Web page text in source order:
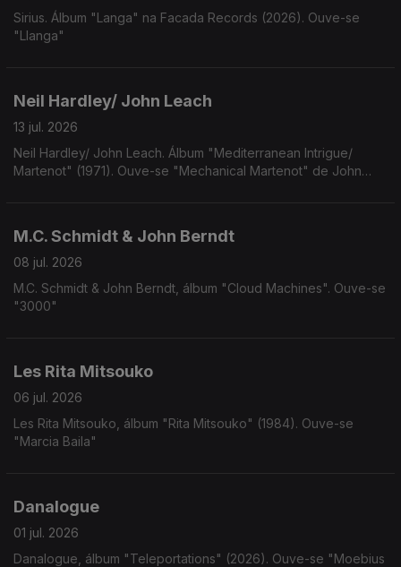
Sirius. Álbum "Langa" na Facada Records (2026). Ouve-se
"Llanga"
Neil Hardley/ John Leach
13 jul. 2026
Neil Hardley/ John Leach. Álbum "Mediterranean Intrigue/
Martenot" (1971). Ouve-se "Mechanical Martenot" de John
M.C. Schmidt & John Berndt
08 jul. 2026
M.C. Schmidt & John Berndt, álbum "Cloud Machines". Ouve-se
"3000"
Les Rita Mitsouko
06 jul. 2026
Les Rita Mitsouko, álbum "Rita Mitsouko" (1984). Ouve-se
"Marcia Baila"
Danalogue
01 jul. 2026
Danalogue, álbum "Teleportations" (2026). Ouve-se "Moebius